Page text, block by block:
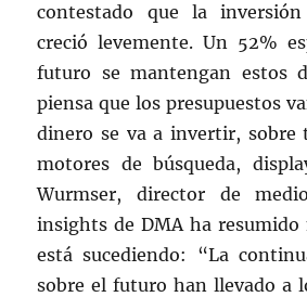
contestado que la
creció levemente. Un 52%
futuro se mantengan estos
piensa que los presupuestos
dinero se va a invertir, sobre
motores de búsqueda,
Wurmser, director de
insights de DMA ha
está sucediendo: “La
sobre el futuro han llevado a